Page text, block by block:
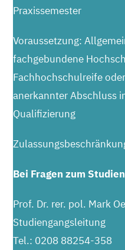
Praxissemester
Voraussetzung:
fachgebundene
Fachhochschulreife
anerkannter Abschluss
Qualifizierung
Bei Fragen zum
Prof. Dr. rer. pol. Mark
Studiengangsleitung
Tel.: 0208 88254-358